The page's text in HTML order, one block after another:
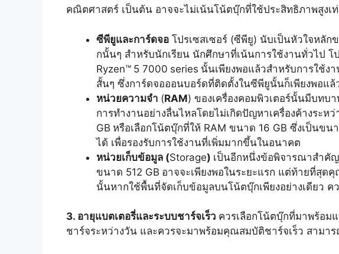
คณิตศาสตร์ เป็นต้น อาจจะไม่เน้นโน้ตบุ๊กที่ใช้ประสิทธิภาพสูงเ
ซีพียูและการ์ดจอ โปรเซสเซอร์ (ซีพียู) นับเป็นหัวใจหลั
กนั้นๆ สำหรับนักเรียน นักศึกษาที่เน้นการใช้งานทั่วไป โ
Ryzen™ 5 7000 series นั้นเพียงพอแล้วสำหรับการใช้ง
สั้นๆ ซึ่งการ์ดจอออนบอร์ดที่ติดตั้งในซีพียูนั้นก็เพียงพอแล้
หน่วยความจำ (RAM) ของเครื่องคอมพิวเตอร์นั้นมีบทบ
การทำงานอย่างลื่นไหลโดยไม่เกิดปัญหาเครื่องค้างระ
GB หรือเลือกโน้ตบุ๊กที่ให้ RAM ขนาด 16 GB ซึ่งเป็นข
ได้ เพื่อรองรับการใช้งานที่เพิ่มมากขึ้นในอนาคต
หน่วยเก็บข้อมูล (Storage) เป็นอีกหนึ่งข้อพิจารณาสำคัญ
ขนาด 512 GB อาจจะเพียงพอในระยะแรก แต่ท้ายที่สุด
นั้นหากใช้พื้นที่จัดเก็บข้อมูลบนโน้ตบุ๊กเพียงอย่างเดียว
3. อายุแบตเตอรี่และระบบชาร์จเร็ว ควรเลือกโน้ตบุ๊กที่มาพร้อม
ชาร์จระหว่างวัน และควรจะมาพร้อมคุณสมบัติชาร์จเร็ว สามา